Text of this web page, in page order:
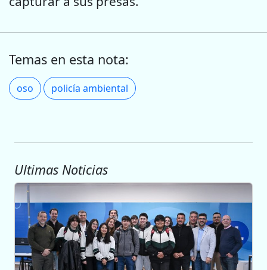
Temas en esta nota:
oso policía ambiental
Ultimas Noticias